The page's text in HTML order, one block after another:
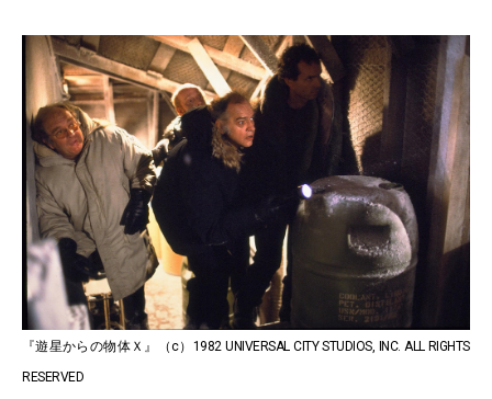
『遊星からの物体Ｘ』（c）1982 UNIVERSAL CITY STUDIOS, INC. ALL RIGHTS
RESERVED